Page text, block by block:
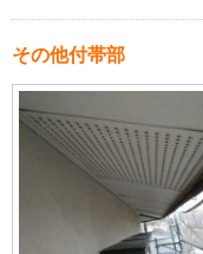
その他付帯部